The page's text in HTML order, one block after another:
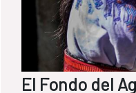
El Fondo del